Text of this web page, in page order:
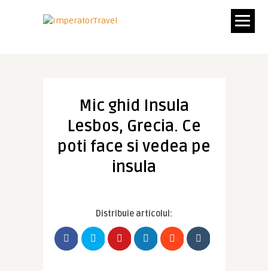
Mic ghid Insula
Lesbos, Grecia. Ce
poti face si vedea pe
insula
Distribuie articolul: